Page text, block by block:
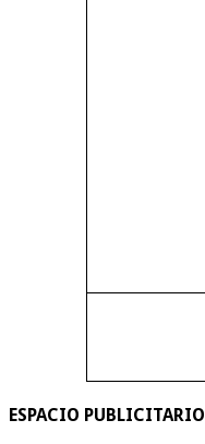
ESPACIO PUBLICITARIO